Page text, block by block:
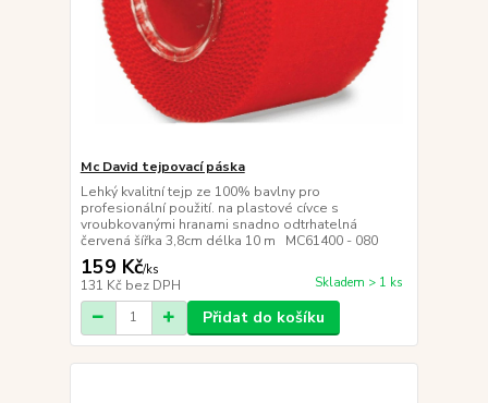
Mc David tejpovací páska
Lehký kvalitní tejp ze 100% bavlny pro
profesionální použití. na plastové cívce s
vroubkovanými hranami snadno odtrhatelná
červená šířka 3,8cm délka 10 m MC61400 - 080
159 Kč/ks
131 Kč bez DPH Skladem > 1 ks
Přidat do košíku